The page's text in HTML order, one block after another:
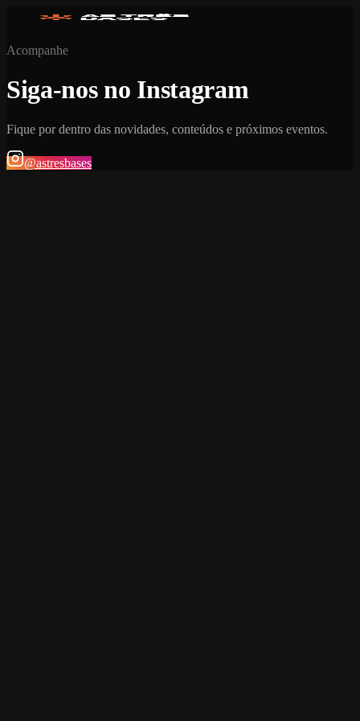
Acompanhe
Siga-nos no Instagram
Fique por dentro das novidades, conteúdos e próximos eventos.
@astresbases